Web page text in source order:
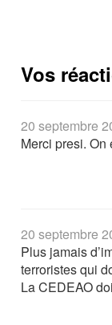
Vos
20 septembre
Merci presi. On
20 septembre
Plus jamais
terroristes qui
La CEDEAO